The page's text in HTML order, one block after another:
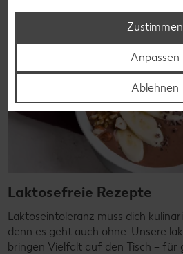
Laktosefreie Rezepte
Laktoseintoleranz muss dich
denn es geht auch ohne. Unsere
bringen Vielfalt auf den Tisch – für
Zustimmen
Anpassen
Ablehnen